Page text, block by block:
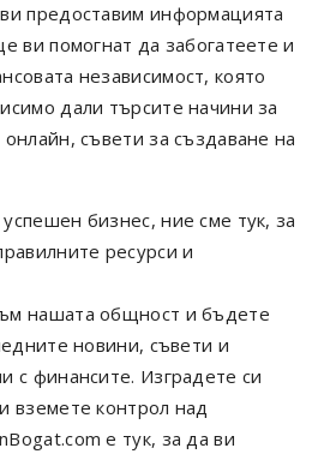
предоставим информацията
ви помогнат да забогатеете и
независимост, която
дали търсите начини за
съвети за създаване на
бизнес, ние сме тук, за
ресурси и
нашата общност и бъдете
новини, съвети и
с финансите. Изградете си
вземете контрол над
е тук, за да ви